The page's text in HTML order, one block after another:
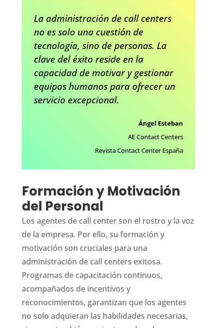
La administración de call centers
no es solo una cuestión de
tecnología, sino de personas. La
clave del éxito reside en la
capacidad de motivar y gestionar
equipos humanos para ofrecer un
servicio excepcional.
Ángel Esteban
AE Contact Centers
Revista Contact Center España
Formación y Motivación
del Personal
Los agentes de call center son el rostro y la voz
de la empresa. Por ello, su formación y
motivación son cruciales para una
administración de call centers exitosa.
Programas de capacitación continuos,
acompañados de incentivos y
reconocimientos, garantizan que los agentes
no solo adquieran las habilidades necesarias,